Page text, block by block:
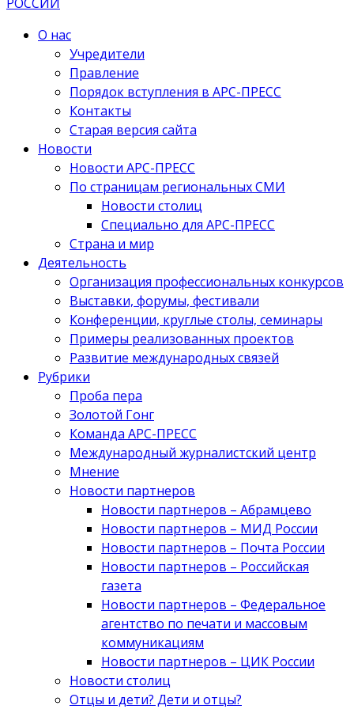
О нас
Учредители
Правление
Порядок вступления в АРС-ПРЕСС
Контакты
Старая версия сайта
Новости
Новости АРС-ПРЕСС
По страницам региональных СМИ
Новости столиц
Специально для АРС-ПРЕСС
Страна и мир
Деятельность
Организация профессиональных конкурсов
Выставки, форумы, фестивали
Конференции, круглые столы, семинары
Примеры реализованных проектов
Развитие международных связей
Рубрики
Проба пера
Золотой Гонг
Команда АРС-ПРЕСС
Международный журналистский центр
Мнение
Новости партнеров
Новости партнеров – Абрамцево
Новости партнеров – МИД России
Новости партнеров – Почта России
Новости партнеров – Российская
газета
Новости партнеров – Федеральное
агентство по печати и массовым
коммуникациям
Новости партнеров – ЦИК России
Новости столиц
Отцы и дети? Дети и отцы?